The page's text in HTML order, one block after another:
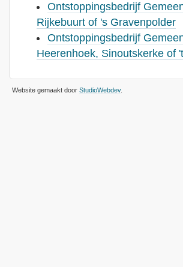
Ontstoppingsbedrijf
Rijkebuurt of 's Gravenpolder
Ontstoppingsbedrijf
Heerenhoek, Sinoutskerke of
Website gemaakt door StudioWebdev.